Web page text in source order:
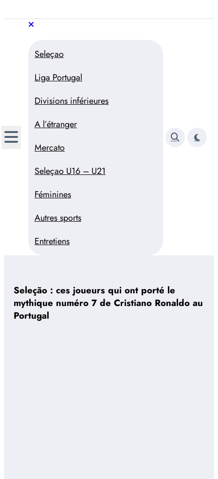
au
Trivela
L'actualité du football portugais
Seleçao
Liga Portugal
Divisions inférieures
A l’étranger
Mercato
Seleçao U16 – U21
Féminines
Autres sports
Entretiens
Seleção : ces joueurs qui ont porté le
mythique numéro 7 de Cristiano Ronaldo au
Portugal